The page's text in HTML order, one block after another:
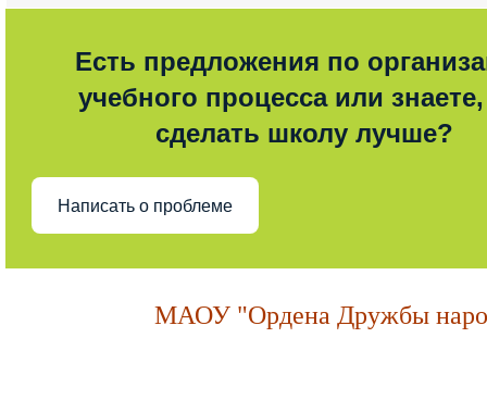
Есть предложения по
учебного процесса или знаете,
сделать школу лучше?
Написать о проблеме
МАОУ "Ордена Дружбы